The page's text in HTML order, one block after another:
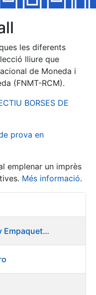
les diferents
lliure que
de Moneda i
(FNMT-RCM).
BORSES DE
prova en
emplenar un imprès
Més informació.
Accions
Oficial 2ª Máquina de Corte y Empaquetado de Billetes